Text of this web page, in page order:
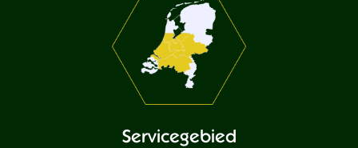
Servicegebied